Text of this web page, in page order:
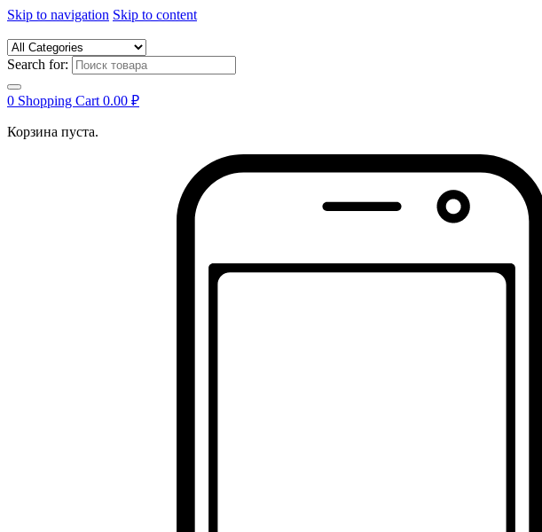
Skip to navigation Skip to content
Search for:
0 Shopping Cart 0.00 ₽
Корзина пуста.